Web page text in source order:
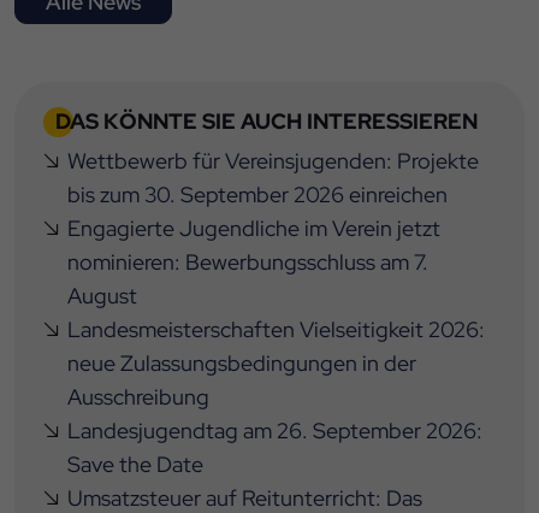
DAS KÖNNTE SIE AUCH INTERESSIEREN
Wettbewerb für Vereinsjugenden: Projekte
bis zum 30. September 2026 einreichen
Engagierte Jugendliche im Verein jetzt
nominieren: Bewerbungsschluss am 7.
August
Landesmeisterschaften Vielseitigkeit 2026:
neue Zulassungsbedingungen in der
Ausschreibung
Landesjugendtag am 26. September 2026:
Save the Date
Umsatzsteuer auf Reitunterricht: Das